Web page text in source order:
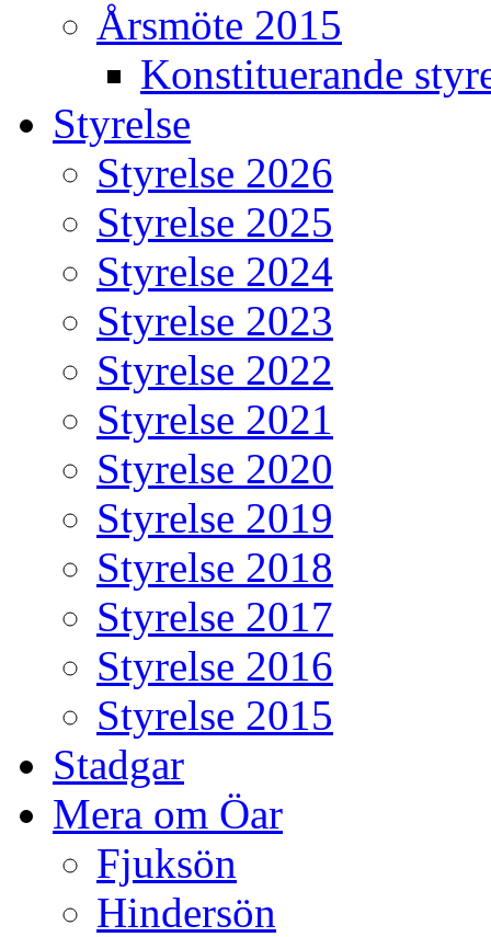
Årsmöte 2015
Konstituerande
Styrelse
Styrelse 2026
Styrelse 2025
Styrelse 2024
Styrelse 2023
Styrelse 2022
Styrelse 2021
Styrelse 2020
Styrelse 2019
Styrelse 2018
Styrelse 2017
Styrelse 2016
Styrelse 2015
Stadgar
Mera om Öar
Fjuksön
Hindersön